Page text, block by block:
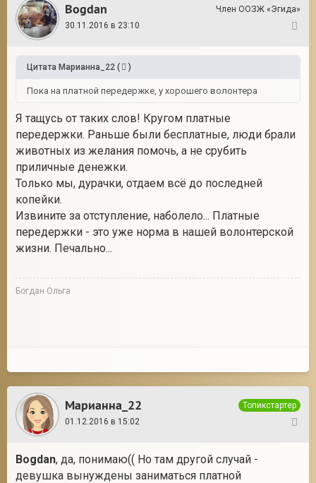
Bogdan
Член ООЗЖ «Эгида»
30.11.2016 в 23:10
Цитата Марианна_22 ( )
Пока на платной передержке, у хорошего волонтера
Я тащусь от таких слов! Кругом платные
передержки. Раньше были бесплатные, люди брали
животных из желания помочь, а не срубить
приличные денежки.
Только мы, дурачки, отдаем всё до последней
копейки.
Извините за отступление, наболело... Платные
передержки - это уже норма в нашей волонтерской
жизни. Печально...
Богдан Ольга
Марианна_22
Топикстартер
01.12.2016 в 15:02
Bogdan, да, понимаю(( Но там другой случай -
девушка вынуждены заниматься платной